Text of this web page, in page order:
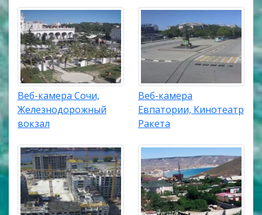
Веб-камера Сочи,
Железнодорожный
вокзал
Веб-камера
Евпатории, Кинотеатр
Ракета